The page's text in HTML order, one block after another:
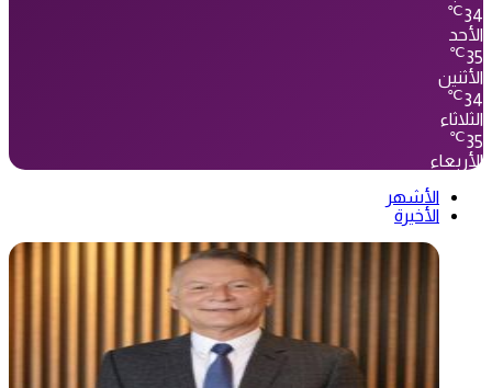
34
℃
الأحد
35
℃
الأثنين
34
℃
الثلاثاء
35
℃
الأربعاء
الأشهر
الأخيرة